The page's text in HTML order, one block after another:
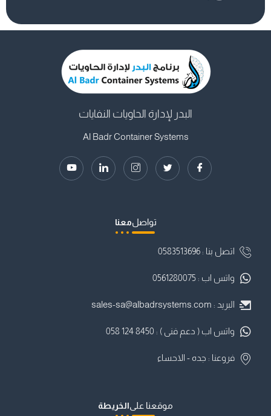
البدر لإدارة الحاويات النفايات
Al Badr Container Systems
تواصلمعنا
اتصل بنا : ⁦0583513696
واتس اب : 0561280075
البريد : sales-sa@albadrsystems.com
واتس اب ( دعم فنى ) : ⁦058 124 8450⁩⁩
فروعنا : جده - الاحساء
موقعنا علىالخريطة